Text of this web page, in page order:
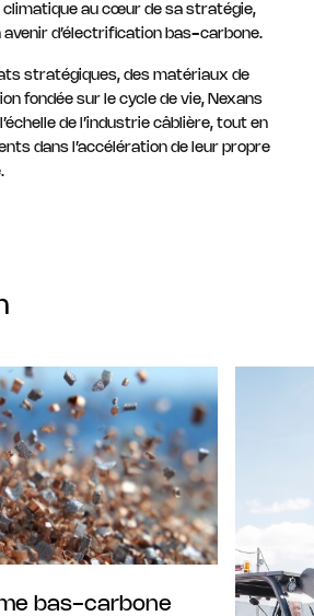
climatique au cœur de sa stratégie,
avenir d’électrification bas-carbone.
stratégiques, des matériaux de
fondée sur le cycle de vie, Nexans
de l’industrie câblière, tout en
dans l’accélération de leur propre
bas-carbone